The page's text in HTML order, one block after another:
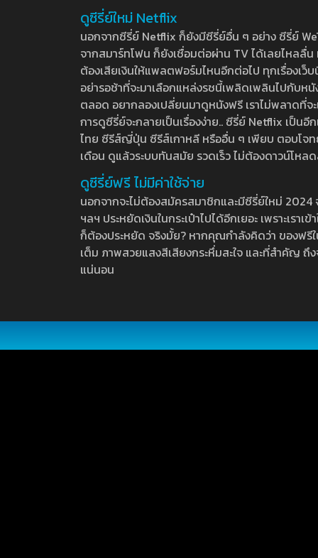
ดูซีรี่ย์ใหม่ Netflix
นอกจากซีรี่ย์ Netflix ก็ยังมีซีรี่ย์อื่น ๆ อย่าง ซีรี่ย์
จากสมาร์ทโฟน ก็ยังเชื่อมต่อผ่าน TV ได้เลยไหลลื่
ต้องเสียเงินให้แพลตฟอร์มไหนอีกต่อไป ทุกเรื่องเว็
อย่ารอช้าที่จะมาเลือกแหล่งรชนี้เพลิดเพลินไปกับห
ตลอด อยากลองเปลี่ยนมาดูหนังฟรี เราไม่พลาดที่
การดูซีรี่ย์จะกลายเป็นเรื่องง่าย.. ซีรี่ย์ Netflix เป็น
ไทย ซีรีส์ญี่ปุ่น ซีรีส์เกาหลี หรืออื่น ๆ เพียบ ตอบโจท
เดือน ดูแล้วระบบทันสมัย รวดเร็ว ไม่ต้องดาวน์โห
ดูซีรี่ย์ฟรี ไม่มีค่าใช้จ่าย
นอกจากจะไม่ต้องสมัครสมาชิกและมีซีรี่ย์ใหม่
ฯลฯ ประหยัดเงินในกระเป๋าไปได้อีกเยอะ เพราะเร
ก็ต้องประหยัด จริงมั้ย? หากคุณกำลังคิดว่า ของฟ
เต็ม ภาพสวยแสงสีเสียงกระหึ่มสะใจ และที่สำคัญ
แน่นอน